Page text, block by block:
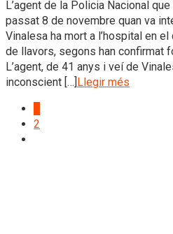
L’agent de la Policia Nacional
passat 8 de novembre quan va
Vinalesa ha mort a l’hospital en
de llavors, segons han confirmat
L’agent, de 41 anys i veí de
inconscient […]Llegir més
2